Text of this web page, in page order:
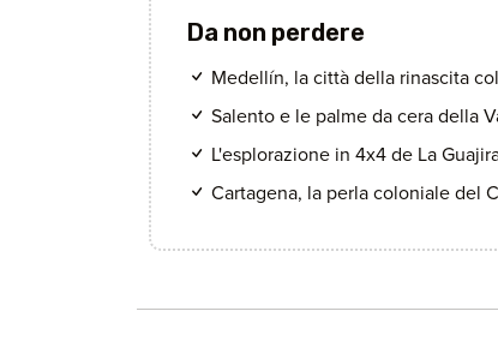
Da non perdere
Medellín, la città della rinascita
Salento e le palme da cera della
L'esplorazione in 4x4 de La
Cartagena, la perla coloniale del